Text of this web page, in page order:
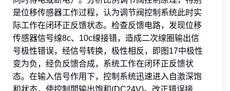
是位移传感器工作过程，认为调节阀控制系统此时实
际工作在闭环正反馈状态。检查反馈电路，发现位移
传感器信号缐8c、10c缐接错，造成二次缐圈输出信
号极性错误，经信号转换，极性相反，即图17中极性
变为负，经负反馈合成，系统工作在闭环正反馈状
态。在输入信号作用下，控制系统迅速进入自激深饱